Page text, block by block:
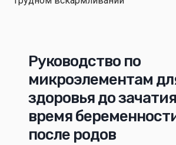
Руководство по
микроэлементам
здоровья до
время
после родов